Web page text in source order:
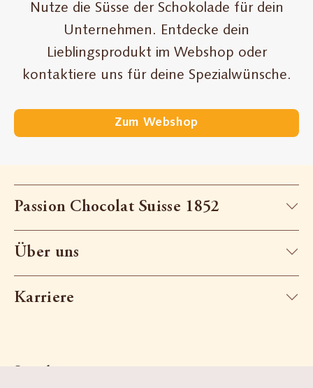
Nutze die Süsse der Schokolade für dein
Unternehmen. Entdecke dein
Lieblingsprodukt im Webshop oder
kontaktiere uns für deine Spezialwünsche.
Zum Webshop
Passion Chocolat Suisse 1852
Über uns
Karriere
Socials